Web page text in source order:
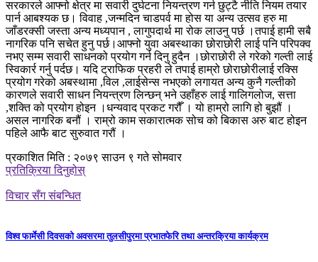
सरकारले आफ्नो क्षेत्र मा सवारी दुर्घटना नियन्त्रण गर्न छुट्टै नीति नियम तयार
पार्न आबश्यक छ। विवाह ,जन्मदिन चाडपर्व मा होस या अन्य उत्सव हरु मा
जाँडरक्सी जस्ता अन्य मध्यपान , लागुपदार्थ मा रोक लाउनु पर्छ ।तपाई हामी सबै
नागरिक पनि सचेत हुनु पर्छ।आफ्नो युवा अबस्थाका छोराछोरी लाई पनि परिपक्व
नभए सम्म सवारी साधनको प्रयोग गर्न दिनु हुदैन ।छोराछोरी ले गरेको गल्ती लाई
स्विकार्र गर्नु पर्दछ। यदि ट्राफिक प्रहरी ले तपाई हाम्रो छोराछोरीलाई रक्सि
प्रयोग गरेको अबस्थामा ,विल ,लाईसेन्स नभएको लगायत अन्य कुनै गल्तीको
कारणले सवारी साधन नियन्त्रण लिन्छन् भने उहाँहरु लाई गालिगलोज, सत्ता
,शक्ति को प्रयोग होइन ।धन्यवाद प्रकट गरौँ । यो हाम्रो लागि हो बुझौं ।
असल नागरिक बनौं । राम्रो काम सकारात्मक सोच को बिकास अरु बाट होइन
पहिले आफै बाट सुरुवात गरौं ।
प्रकाशित मिति : २०७९ साउन ९ गते सोमवार
प्रतिक्रिया दिनुहोस्
विचार सँग संबन्धित
विश्व फार्मेसी दिवसको अवसरमा तुलसीपुरमा प्रभातफेरि तथा अन्तरक्रिया कार्यक्रम